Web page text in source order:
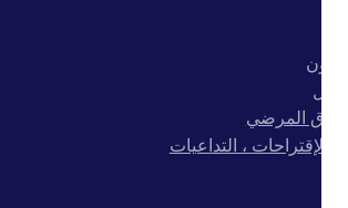
المرضي
،الإقتراحات ، التداعيات